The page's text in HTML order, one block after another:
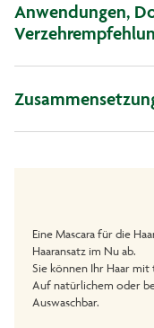
Anwendungen,
Eine Mascara für die
Haaransatz im Nu ab.
Sie können Ihr Haar
Auf natürlichem oder
Auswaschbar.